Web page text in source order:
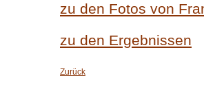
zu den Fotos von
zu den Ergebnissen
Zurück